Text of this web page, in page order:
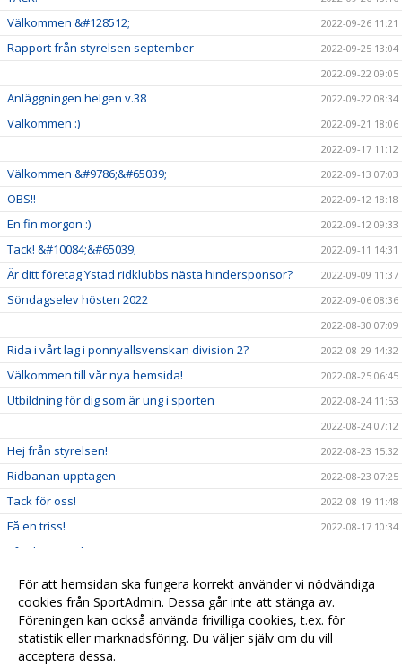
Välkommen &#128512; 2022-09-26 11:21
Rapport från styrelsen september
2022-09-25 13:04
2022-09-22 09:05
Anläggningen helgen v.38 2022-09-22 08:34
Välkommen :)
2022-09-21 18:06
2022-09-17 11:12
Välkommen &#9786;&#65039; 2022-09-13 07:03
OBS!! 2022-09-12 18:18
En fin morgon :) 2022-09-12 09:33
Tack! &#10084;&#65039; 2022-09-11 14:31
Är ditt företag Ystad ridklubbs nästa hindersponsor? 2022-09-09 11:37
Söndagselev hösten 2022
2022-09-06 08:36
2022-08-30 07:09
Rida i vårt lag i ponnyallsvenskan division 2? 2022-08-29 14:32
Välkommen till vår nya hemsida! 2022-08-25 06:45
Utbildning för dig som är ung i sporten
2022-08-24 11:53
2022-08-24 07:12
Hej från styrelsen! 2022-08-23 15:32
Ridbanan upptagen 2022-08-23 07:25
Tack för oss! 2022-08-19 11:48
Få en triss! 2022-08-17 10:34
Efterlysning - historia
2022-08-04 15:09
Ridskolestart 2022-08-03 07:31
Ystad Saltsjöbads champions tour! 2022-07-23 18:00
För att hemsidan ska fungera korrekt använder vi nödvändiga
cookies från SportAdmin. Dessa går inte att stänga av.
Föreningen kan också använda frivilliga cookies, t.ex. för
statistik eller marknadsföring. Du väljer själv om du vill
acceptera dessa.